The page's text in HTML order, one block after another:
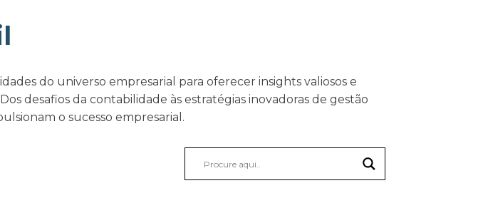
do universo empresarial para oferecer insights valiosos e
desafios da contabilidade às estratégias inovadoras de gestão
o sucesso empresarial.